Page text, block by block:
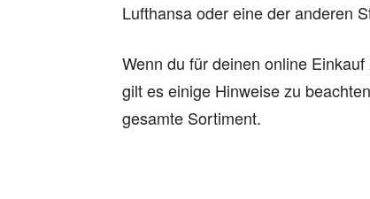
Lufthansa oder eine der anderen
Wenn du für deinen online
gilt es einige Hinweise zu
gesamte Sortiment.